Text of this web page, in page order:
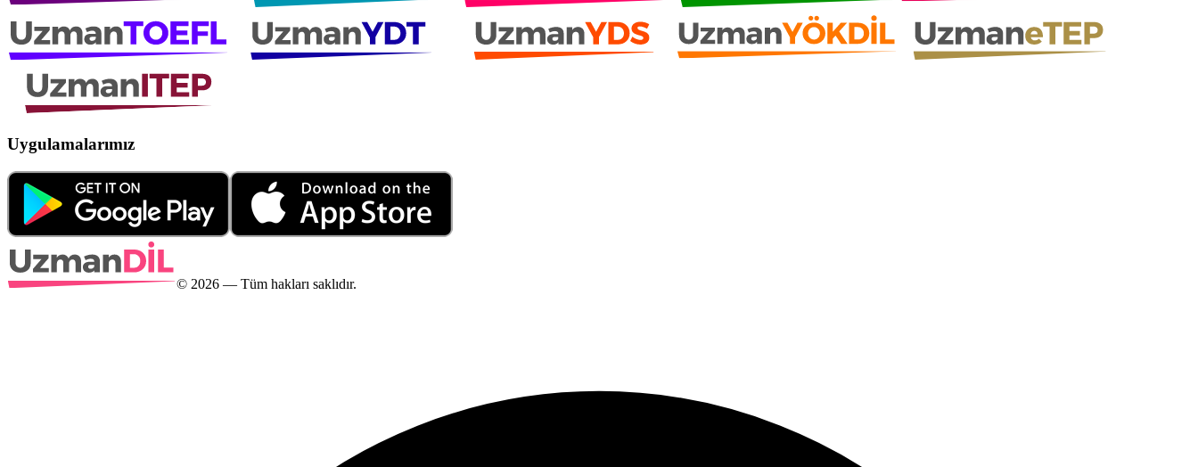
Uygulamalarımız
© 2026 — Tüm hakları saklıdır.